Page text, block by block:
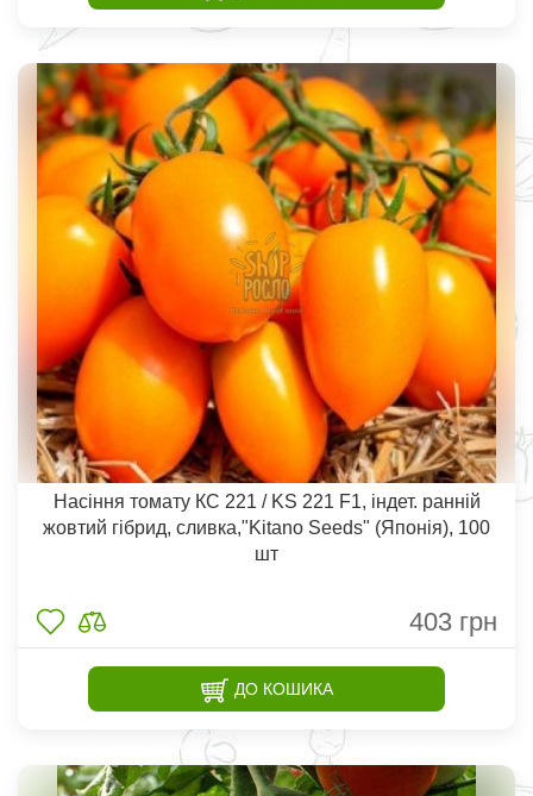
Насіння томату КС 221 / KS 221 F1, індет. ранній
жовтий гібрид, сливка,"Kitano Seeds" (Японія), 100
шт
403 грн
ДО КОШИКА